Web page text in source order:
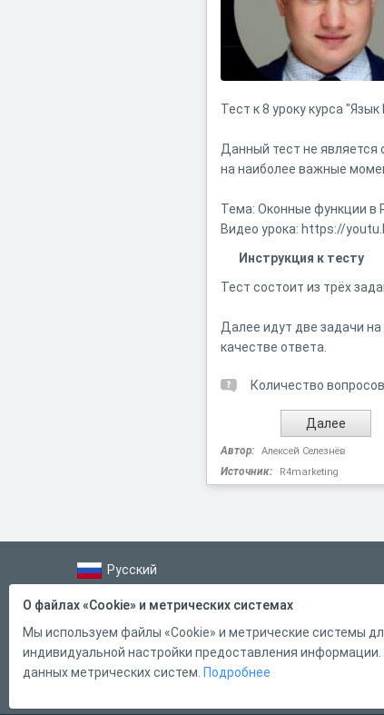
Тест к 8 уроку курса
Данный тест не является
на наиболее важные
Тема: Оконные функции в
Видео урока: https://
Инструкция к тесту
Тест состоит из трёх
Далее идут две задачи
качестве ответа.
Количество
Автор: Алексей Селезнёв
Источник: R4marketing
Русский
Справка
Форма обратной связи
Контакты
О файлах «Cookie» и метрических системах
Мы используем файлы «Cookie» и метрические системы
индивидуальной настройки предоставления
данных метрических систем. Подробнее